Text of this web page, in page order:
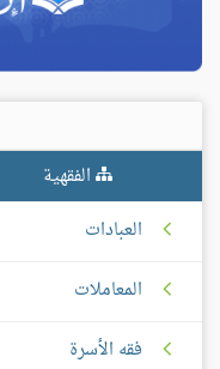
الفقهية
العبادات
المعاملات
فقه الأسرة